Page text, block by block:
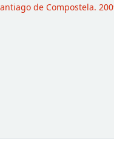
de Compostela.